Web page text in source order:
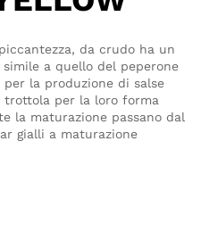
da crudo ha un
a quello del peperone
la produzione di salse
per la loro forma
la maturazione passano dal
gialli a maturazione